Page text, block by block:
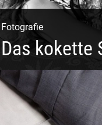
Fotografie
Das kokette
Sinnlich inszeniert,